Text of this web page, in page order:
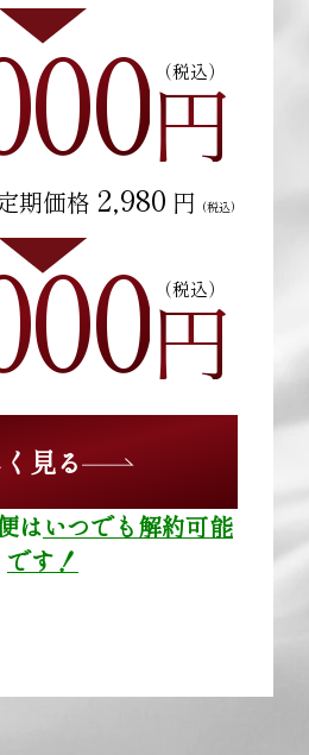
円
（税込）
期価格 2,980 円 (税込)
円
（税込）
見る
はいつでも解約可能
です！